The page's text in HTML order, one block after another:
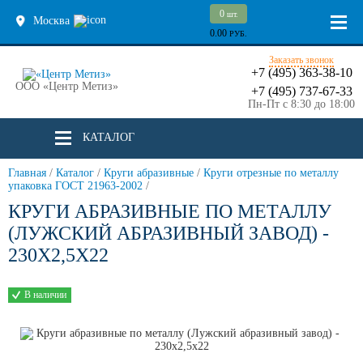
Москва
0 шт.
0.00 РУБ.
ООО «Центр Метиз»
Заказать звонок
+7 (495) 363-38-10
+7 (495) 737-67-33
Пн-Пт с 8:30 до 18:00
КАТАЛОГ
Главная / Каталог / Круги абразивные / Круги отрезные по металлу
упаковка ГОСТ 21963-2002 /
КРУГИ АБРАЗИВНЫЕ ПО МЕТАЛЛУ
(ЛУЖСКИЙ АБРАЗИВНЫЙ ЗАВОД) -
230Х2,5Х22
В наличии